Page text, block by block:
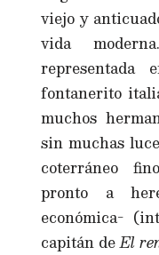
viejo y
vida
representada
fontanerito
muchos
sin muchas
coterráneo
pronto a
económica-
capitán deEl